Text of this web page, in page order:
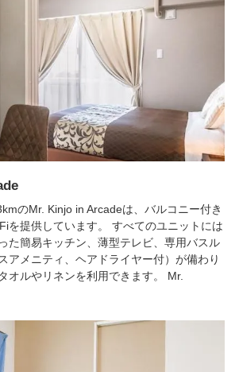
のMr. Kinjo in Arcadeは、バルコニー付き
を提供しています。 すべてのユニットには
た簡易キッチン、薄型テレビ、専用バスル
アメニティ、ヘアドライヤー付）が備わり
オルやリネンを利用できます。 Mr.